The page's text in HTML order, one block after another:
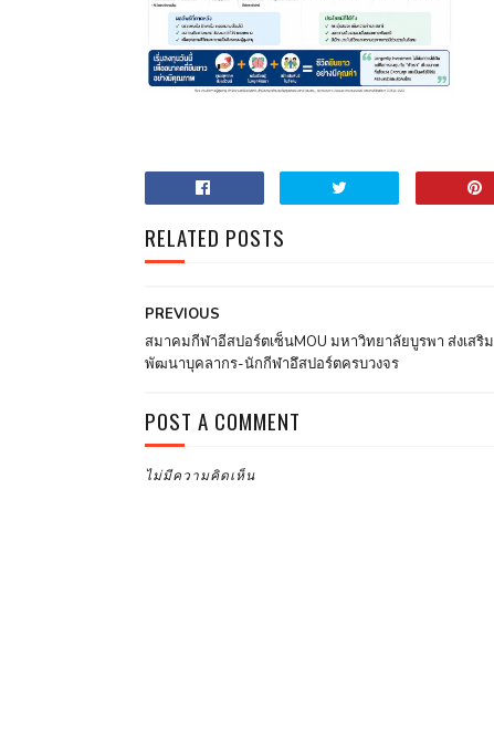
RELATED POSTS
PREVIOUS
สมาคมกีฬาอีสปอร์ตเซ็นMOU มหาวิทยาลัยบูรพา ส่งเสริม
พัฒนาบุคลากร-นักกีฬาอึสปอร์ตครบวงจร
POST A COMMENT
ไม่มีความคิดเห็น